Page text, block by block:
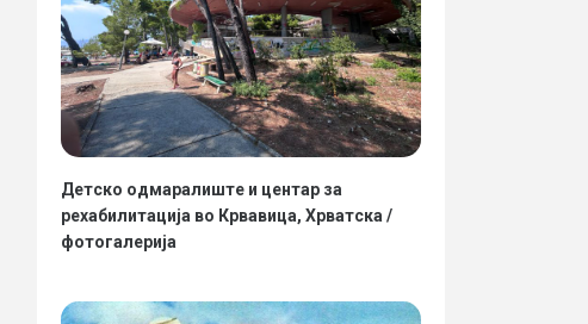
Детско одмаралиште и центар за
рехабилитација во Крвавица, Хрватска /
фотогалерија